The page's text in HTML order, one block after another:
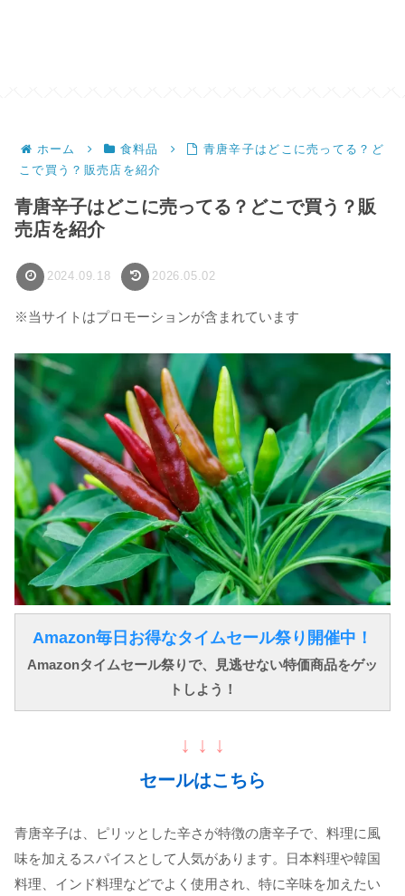
ホーム 食料品
青唐辛子はどこに売ってる？ど
こで買う？販売店を紹介
青唐辛子はどこに売ってる？どこで買う？販
売店を紹介
2024.09.18 2026.05.02
※当サイトはプロモーションが含まれています
Amazon毎日お得なタイムセール祭り開催中！
Amazonタイムセール祭りで、見逃せない特価商品をゲッ
トしよう！
↓ ↓ ↓
セールはこちら
青唐辛子は、ピリッとした辛さが特徴の唐辛子で、料理に風
味を加えるスパイスとして人気があります。日本料理や韓国
料理、インド料理などでよく使用され、特に辛味を加えたい